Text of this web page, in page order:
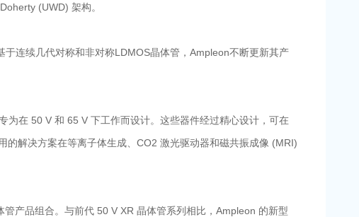
(UWD) 架构。
连续几代对称和非对称LDMOS晶体管，Ampleon不断更新其产
在 50 V 和 65 V 下工作而设计。这些器件经过精心设计，可在
解决方案在等离子体生成、CO2 激光驱动器和磁共振成像 (MRI)
产品组合。与前代 50 V XR 晶体管系列相比，Ampleon 的新型